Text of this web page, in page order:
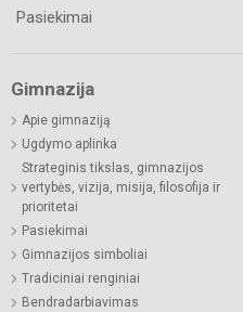
Pasiekimai
Gimnazija
Apie gimnaziją
Ugdymo aplinka
Strateginis tikslas, gimnazijos
vertybės, vizija, misija, filosofija ir
prioritetai
Pasiekimai
Gimnazijos simboliai
Tradiciniai renginiai
Bendradarbiavimas